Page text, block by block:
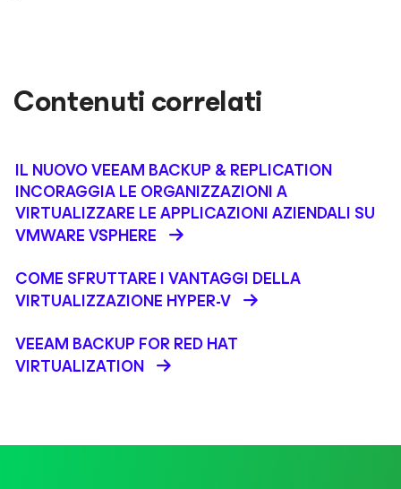
Contenuti correlati
IL NUOVO VEEAM BACKUP & REPLICATION
INCORAGGIA LE ORGANIZZAZIONI A
VIRTUALIZZARE LE APPLICAZIONI AZIENDALI SU
VMWARE VSPHERE
COME SFRUTTARE I VANTAGGI DELLA
VIRTUALIZZAZIONE HYPER-V
VEEAM BACKUP FOR RED HAT
VIRTUALIZATION